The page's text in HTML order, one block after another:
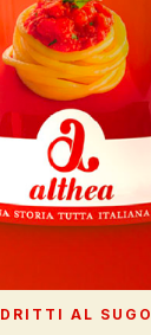
DRITTI AL SUGO